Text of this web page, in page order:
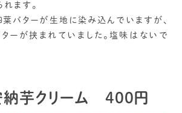
ます。
葉バターが生地に染み込んでいますが、
ーが挟まれていました。塩味はないで
納芋クリーム 400円